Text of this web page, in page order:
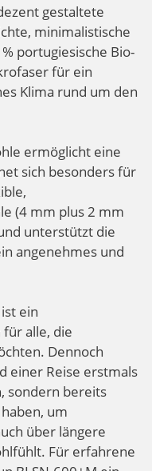
gestaltete
minimalistische
portugiesische Bio-
für ein
Klima rund um den
ermöglicht eine
sich besonders für
(4 mm plus 2 mm
unterstützt die
angenehmes und
ein
alle, die
Dennoch
einer Reise erstmals
sondern bereits
um
über längere
Für erfahrene